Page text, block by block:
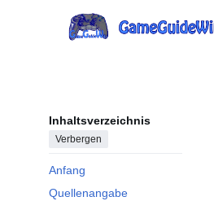
Hauptmenü
Inhaltsverzeichnis
Verbergen
Anfang
Quellenangabe